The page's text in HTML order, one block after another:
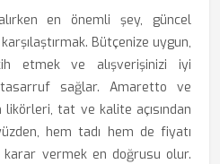
en önemli şey, güncel
Bütçenize uygun,
etmek ve alışverişinizi iyi
sağlar. Amaretto ve
tat ve kalite açısından
hem tadı hem de fiyatı
karar vermek en doğrusu olur.